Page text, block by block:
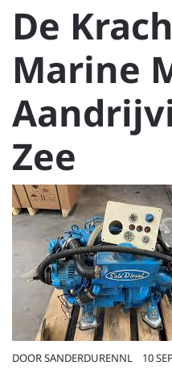
De
Marine
Zee
DOORSANDERDURENNL 10